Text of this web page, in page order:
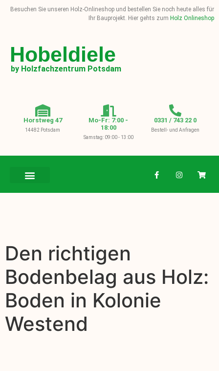
Besuchen Sie unseren Holz-Onlineshop und bestellen Sie noch heute alles für
Ihr Bauprojekt. Hier gehts zum Holz Onlineshop
Hobeldiele
by Holzfachzentrum Potsdam
Horstweg 47
14482 Potsdam
Mo-Fr: 7:00 -
18:00
Samstag: 09:00 - 13:00
0331 / 743 22 0
Bestell- und Anfragen
Den richtigen
Bodenbelag aus Holz:
Boden in Kolonie
Westend